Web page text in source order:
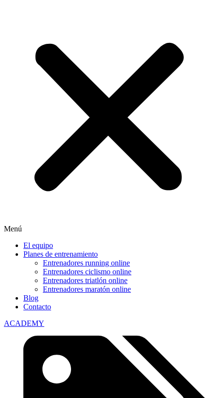
Menú
El equipo
Planes de entrenamiento
Entrenadores running online
Entrenadores ciclismo online
Entrenadores triatlón online
Entrenadores maratón online
Blog
Contacto
ACADEMY